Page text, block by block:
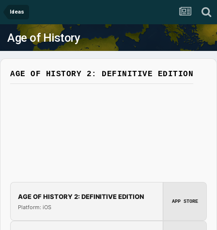
Ideas
Age of History
AGE OF HISTORY 2: DEFINITIVE EDITION
AGE OF HISTORY 2: DEFINITIVE EDITION
Platform: iOS
APP STORE